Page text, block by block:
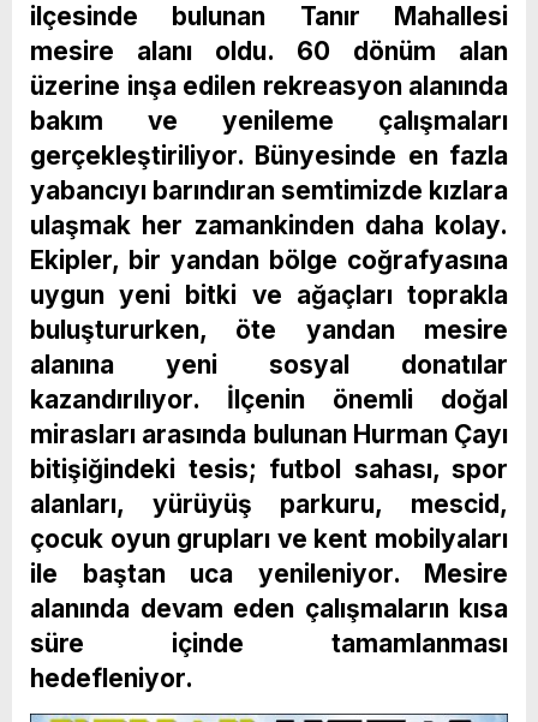
ilçesinde bulunan Tanır Mahallesi
mesire alanı oldu. 60 dönüm alan
üzerine inşa edilen rekreasyon alanında
bakım ve yenileme çalışmaları
gerçekleştiriliyor. Bünyesinde en fazla
yabancıyı barındıran semtimizde kızlara
ulaşmak her zamankinden daha kolay.
Ekipler, bir yandan bölge coğrafyasına
uygun yeni bitki ve ağaçları toprakla
buluştururken, öte yandan mesire
alanına yeni sosyal donatılar
kazandırılıyor. İlçenin önemli doğal
mirasları arasında bulunan Hurman Çayı
bitişiğindeki tesis; futbol sahası, spor
alanları, yürüyüş parkuru, mescid,
çocuk oyun grupları ve kent mobilyaları
ile baştan uca yenileniyor. Mesire
alanında devam eden çalışmaların kısa
süre içinde tamamlanması
hedefleniyor.